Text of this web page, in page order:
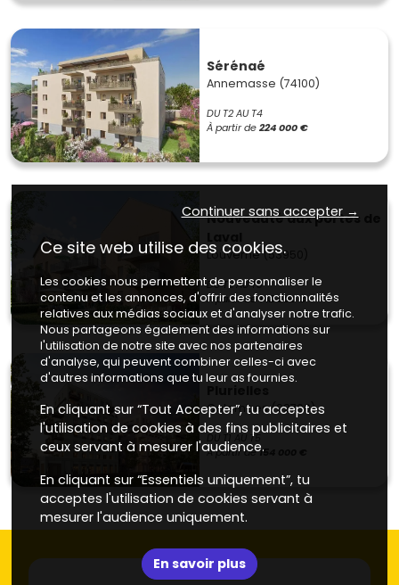
Sérénaé
Annemasse (74100)
DU T2 AU T4
À partir de224 000 €
Nouveauté aux portes de
Louverné (53950)
DU T2 AU T3
À partir de142 000 €
Colombes (92700)
DU T1 AU T5
À partir de154 000 €
Continuer sans accepter →
Ce site web utilise des cookies.
Les cookies nous permettent de personnaliser le
contenu et les annonces, d'offrir des fonctionnalités
relatives aux médias sociaux et d'analyser notre trafic.
Nous partageons également des informations sur
l'utilisation de notre site avec nos partenaires
d'analyse, qui peuvent combiner celles-ci avec
d'autres informations que tu leur as fournies.
En cliquant sur “Tout Accepter”, tu acceptes
l'utilisation de cookies à des fins publicitaires et
ceux servant à mesurer l'audience.
En cliquant sur “Essentiels uniquement”, tu
acceptes l'utilisation de cookies servant à
mesurer l'audience uniquement.
En savoir plus